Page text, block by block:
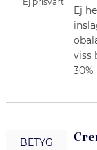
Ej
viss
BETYG